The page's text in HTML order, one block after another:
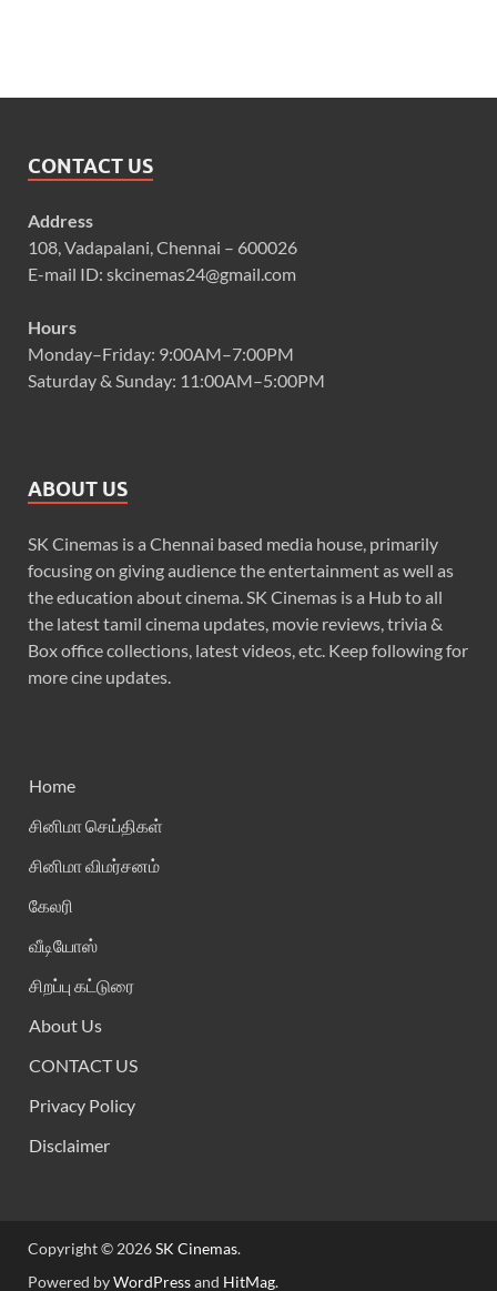
CONTACT US
Address
108, Vadapalani, Chennai – 600026
E-mail ID: skcinemas24@gmail.com
Hours
Monday–Friday: 9:00AM–7:00PM
Saturday & Sunday: 11:00AM–5:00PM
ABOUT US
SK Cinemas is a Chennai based media house, primarily
focusing on giving audience the entertainment as well as
the education about cinema. SK Cinemas is a Hub to all
the latest tamil cinema updates, movie reviews, trivia &
Box office collections, latest videos, etc. Keep following for
more cine updates.
Home
சினிமா செய்திகள்
சினிமா விமர்சனம்
கேலரி
வீடியோஸ்
சிறப்பு கட்டுரை
About Us
CONTACT US
Privacy Policy
Disclaimer
Copyright © 2026SK Cinemas.
Powered byWordPressand HitMag.